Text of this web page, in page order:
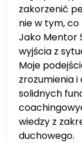
zakorzenić
nie w tym, co
Jako Mentor
wyjścia z
Moje
zrozumienia
solidnych
wiedzy z
duchowego.